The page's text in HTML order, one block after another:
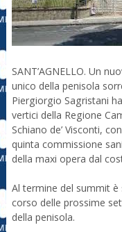
SANT’AGNELLO. Un
unico della penisola
Piergiorgio Sagristani
vertici della Regione
Schiano de’ Visconti,
quinta commissione
della maxi opera dal
Al termine del summit
corso delle prossime
della penisola.